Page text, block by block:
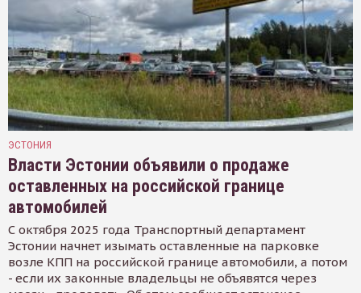
ЭСТОНИЯ
Власти Эстонии объявили о продаже
оставленных на российской границе
автомобилей
С октября 2025 года Транспортный департамент
Эстонии начнет изымать оставленные на парковке
возле КПП на российской границе автомобили, а потом
- если их законные владельцы не объявятся через